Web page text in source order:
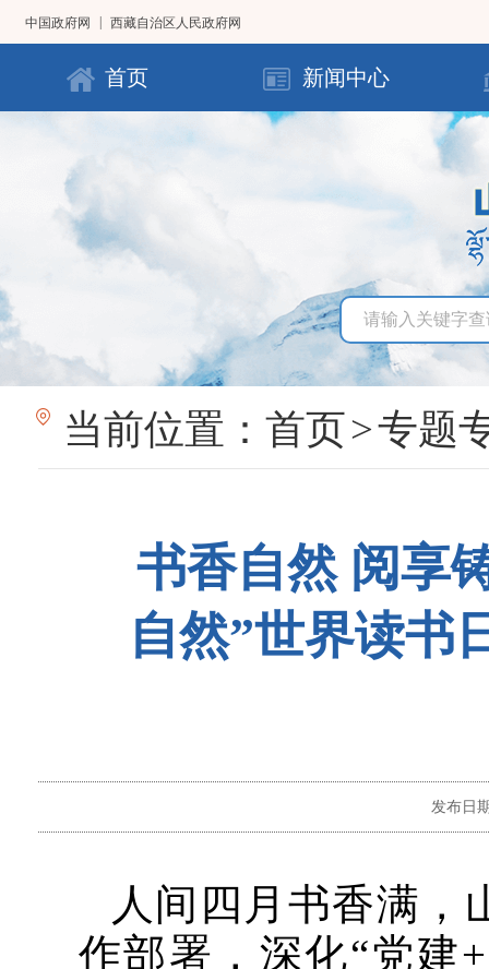
中国政府网 西藏自治区人民政府网
首页 新闻中心
当前位置： 首页>专题
书香自然 阅享
自然”世界读书
发布日
人间四月书香满，
作部署，深化“党建